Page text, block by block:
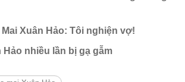
Xuân Hảo: Tôi nghiện vợ!
Hảo nhiều lần bị gạ gẫm